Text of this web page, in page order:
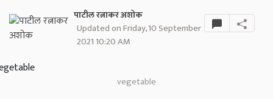
पाटील रत्नाकर अशोक
Updated on Friday, 10 September
2021 10:20 AM
vegetable